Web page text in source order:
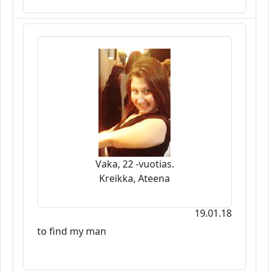
Vaka, 22 -vuotias.
Kreikka, Ateena
19.01.18
to find my man